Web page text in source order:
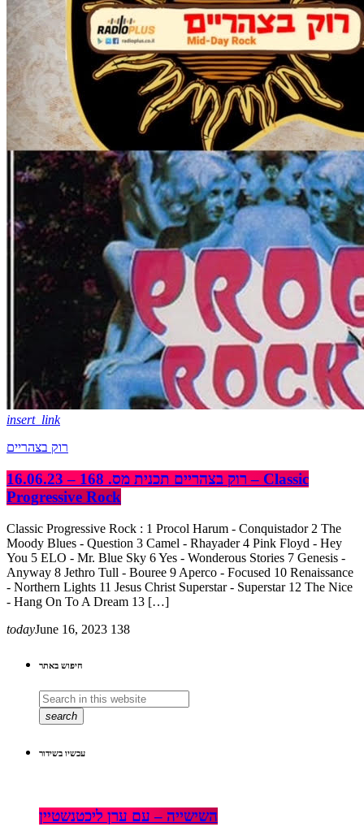
insert_link
רוק בצהריים
רוק בצהריים תכנית מס. 168 – 16.06.23 – Classic
Progressive Rock
Classic Progressive Rock : 1 Procol Harum - Conquistador 2 The
Moody Blues - Question 3 Camel - Rhayader 4 Pink Floyd - Hey
You 5 ELO - Mr. Blue Sky 6 Yes - Wonderous Stories 7 Genesis -
Anyway 8 Jethro Tull - Bouree 9 Aperco - Focused 10 Renaissance
- Northern Lights 11 Jesus Christ Superstar - Superstar 12 The Nice
- Hang On To A Dream 13 […]
todayJune 16, 2023 138
חיפוש באתר
search
עכשיו בשידור
השישייה – עם ערן ליכטנשטיין